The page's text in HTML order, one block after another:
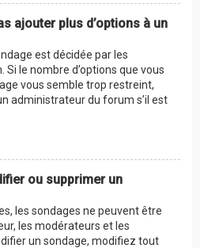
ajouter plus d’options à un
est décidée par les
le nombre d’options que vous
vous semble trop restreint,
administrateur du forum s’il est
ou supprimer un
les sondages ne peuvent être
les modérateurs et les
un sondage, modifiez tout